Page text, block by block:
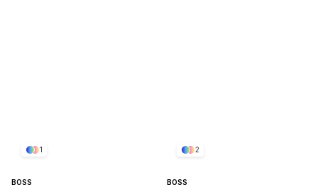
1
BOSS
2
BOSS